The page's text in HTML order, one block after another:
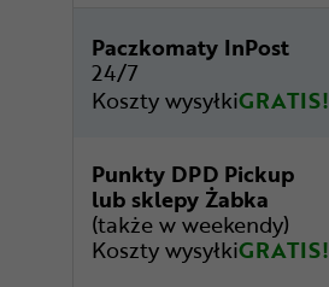
Paczkomaty InPost
24/7
Koszty wysyłkiGRATIS!
Punkty DPD Pickup
lub sklepy Żabka
(także w weekendy)
Koszty wysyłkiGRATIS!